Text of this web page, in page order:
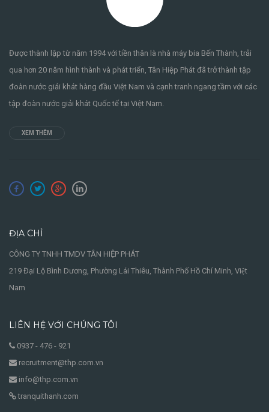
Được thành lập từ năm 1994 với tiền thân là nhà máy bia Bến Thành, trải
qua hơn 20 năm hình thành và phát triển, Tân Hiệp Phát đã trở thành tập
đoàn nước giải khát hàng đầu Việt Nam và cạnh tranh ngang tầm với các
tập đoàn nước giải khát Quốc tế tại Việt Nam.
XEM THÊM
ĐỊA CHỈ
CÔNG TY TNHH TMDV TÂN HIỆP PHÁT
219 Đại Lộ Bình Dương, Phường Lái Thiêu, Thành Phố Hồ Chí Minh, Việt
Nam
LIÊN HỆ VỚI CHÚNG TÔI
0937 - 476 - 921
recruitment@thp.com.vn
info@thp.com.vn
tranquithanh.com